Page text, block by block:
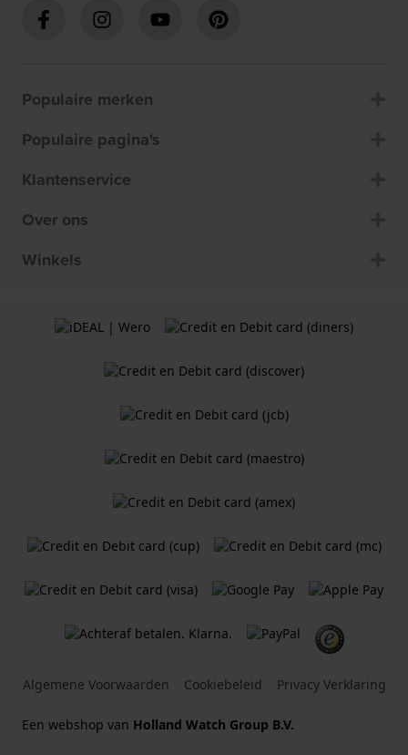
Populaire merken
Populaire pagina's
Klantenservice
Over ons
Winkels
Algemene Voorwaarden Cookiebeleid Privacy Verklaring
Een webshop van Holland Watch Group B.V.